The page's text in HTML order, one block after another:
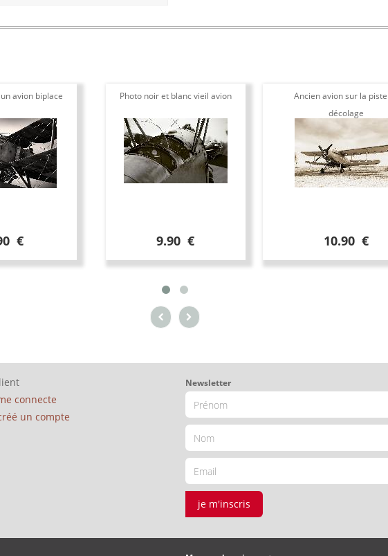
avion biplace
€
Photo noir et blanc vieil avion
9.90 €
Ancien avion sur la
décolage
10.90 €
connecte
un compte
Newsletter
je m'inscris